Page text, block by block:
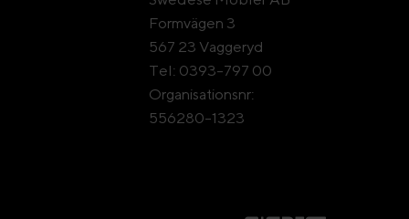
Formvägen 3
567 23 Vaggeryd
Tel: 0393-797 00
Organisationsnr:
556280-1323